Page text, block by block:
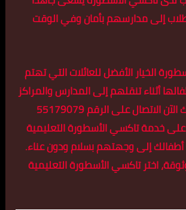
إلى مدارسهم بأمان وفي الوقت
الخيار الأفضل للعائلات التي تهتم
أثناء تنقلهم إلى المدارس والمراكز
التعليمية. يمكنك الآن الاتصال على الرقم 55179079
على خدمة تاكسي الأسطورة التعليمية
إلى وجهتهم بسلام ودون عناء.
اختر تاكسي الأسطورة التعليمية